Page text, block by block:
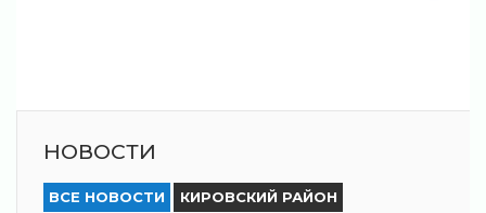
НОВОСТИ
ВСЕ НОВОСТИ КИРОВСКИЙ РАЙОН